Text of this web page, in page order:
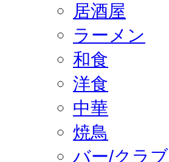
居酒屋
ラーメン
和食
洋食
中華
焼鳥
バー/クラブ